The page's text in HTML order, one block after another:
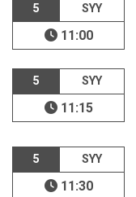
5 SYY
11:00
5 SYY
11:15
5 SYY
11:30